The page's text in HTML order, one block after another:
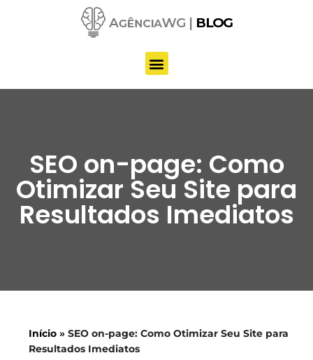
conteúdo
SEO on-page: Como
Otimizar Seu Site para
Resultados Imediatos
Início » SEO on-page: Como Otimizar Seu Site para
Resultados Imediatos